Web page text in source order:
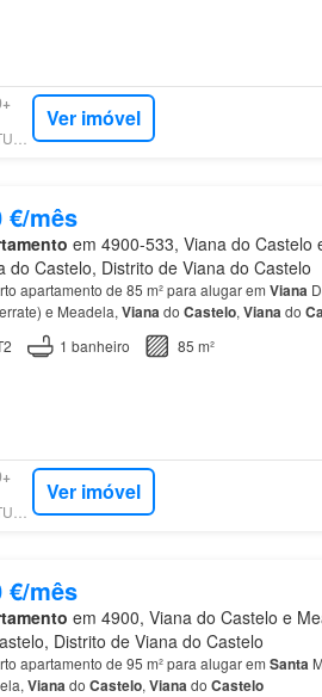
Ver imóvel
€/mês
em 4900-533, Viana do Castelo
do Castelo, Distrito de Viana do Castelo
apartamento de 85 m² para alugar em Viana
e Meadela, Vianado Castelo, Vianado
1 banheiro 85 m²
Ver imóvel
€/mês
em 4900, Viana do Castelo e
Distrito de Viana do Castelo
apartamento de 95 m² para alugar em Santa
Vianado Castelo, Vianado Castelo